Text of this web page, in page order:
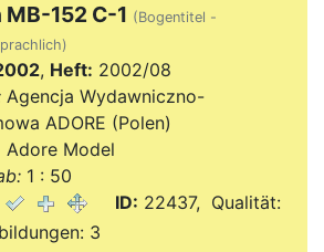
MB-152 C-1 (Bogentitel -
, Heft: 2002/08
Agencja Wydawniczno-
ADORE (Polen)
Adore Model
1 : 50
ID: 22437, Qualität:
3